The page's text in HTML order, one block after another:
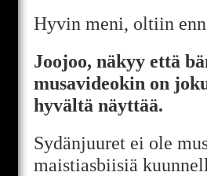
Hyvin meni, oltiin
Joojoo, näkyy että
musavideokin on
hyvältä näyttää.
Sydänjuuret ei ole
maistiasbiisiä